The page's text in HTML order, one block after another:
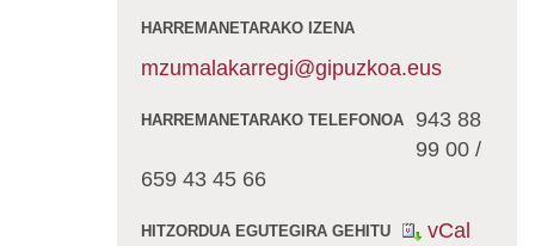
HARREMANETARAKO IZENA
mzumalakarregi@gipuzkoa.eus
HARREMANETARAKO TELEFONOA
943 88
99 00 /
659 43 45 66
HITZORDUA EGUTEGIRA GEHITU vCal